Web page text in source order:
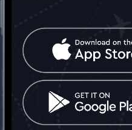
Կապ մեզ հետ
Միացյալ
Թագավորություն: Մենք
գործընկեր ենք
փնտրում